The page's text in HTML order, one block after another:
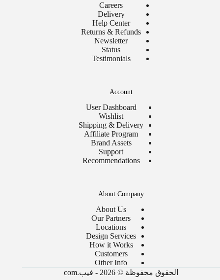
Careers
Delivery
Help Center
Returns & Refunds
Newsletter
Status
Testimonials
Account
User Dashboard
Wishlist
Shipping & Delivery
Affiliate Program
Brand Assets
Support
Recommendations
About Company
About Us
Our Partners
Locations
Design Services
How it Works
Customers
Other Info
الحقوق محفوظة © 2026 - فيب.com